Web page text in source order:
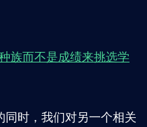
族而不是成绩来挑选学
同时，我们对另一个相关